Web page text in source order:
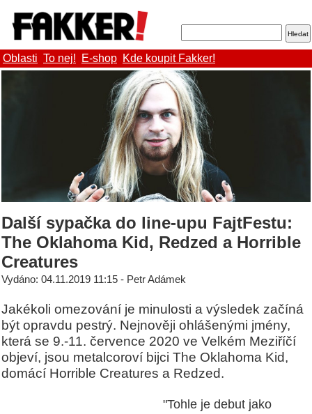
Oblasti To nej! E-shop Kde koupit Fakker!
Další sypačka do line-upu FajtFestu:
The Oklahoma Kid, Redzed a Horrible
Creatures
Vydáno: 04.11.2019 11:15 - Petr Adámek
Jakékoli omezování je minulosti a výsledek začíná
být opravdu pestrý. Nejnověji ohlášenými jmény,
která se 9.-11. července 2020 ve Velkém Meziříčí
objeví, jsou metalcoroví bijci The Oklahoma Kid,
domácí Horrible Creatures a Redzed.
"Tohle je debut jako